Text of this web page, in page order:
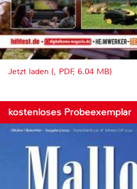
Jetzt laden (, PDF, 6.04 MB)
kostenloses Probeexemplar